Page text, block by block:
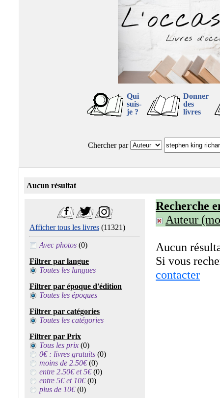
Qui
suis-
je ?
Donner
des
livres
Chercher par
Aucun résultat
Afficher tous les livres (11321)
Avec photos (0)
Filtrer par langue
Toutes les langues
Filtrer par époque d'édition
Toutes les époques
Filtrer par catégories
Toutes les catégories
Filtrer par Prix
Tous les prix (0)
0€ : livres gratuits (0)
moins de 2.50€(0)
entre 2.50€ et 5€(0)
entre 5€ et 10€(0)
plus de 10€(0)
Recherche
Auteur
Aucun
Si vous
contacter